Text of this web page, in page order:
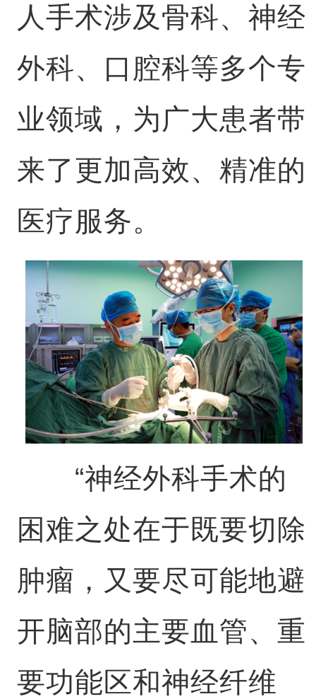
人手术涉及骨科、神经
外科、口腔科等多个专
业领域，为广大患者带
来了更加高效、精准的
医疗服务。
“神经外科手术的
困难之处在于既要切除
肿瘤，又要尽可能地避
开脑部的主要血管、重
要功能区和神经纤维